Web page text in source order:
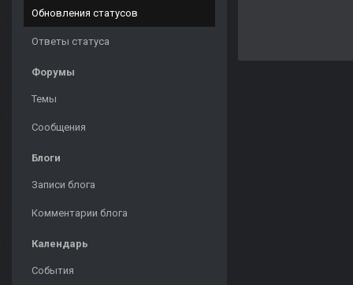
Обновления статусов
Ответы статуса
Форумы
Темы
Сообщения
Блоги
Записи блога
Комментарии блога
Календарь
События